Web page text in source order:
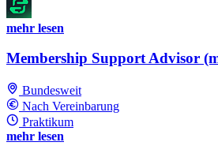
mehr lesen
Membership Support Advisor
Bundesweit
Nach Vereinbarung
Praktikum
mehr lesen